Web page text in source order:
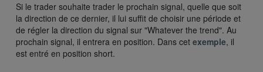
Si le trader souhaite trader le prochain signal, quelle que soit
la direction de ce dernier, il lui suffit de choisir une période et
de régler la direction du signal sur "Whatever the trend". Au
prochain signal, il entrera en position. Dans cet exemple, il
est entré en position short.